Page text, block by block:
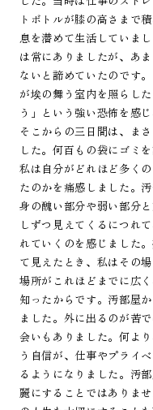
トボトルが膝の高さまで
息を潜めて生活していま
は常にありましたが、あ
ないと諦めていたのです
が埃の舞う室内を照らし
う」という強い恐怖を感
そこからの三日間は、ま
した。何百もの袋にゴミ
私は自分がどれほど多く
たのかを痛感しました。
身の醜い部分や弱い部分
しずつ見えてくるにつれ
れていくのを感じました
て見えたとき、私はその
場所がこれほどまでに広
知ったからです。汚部屋
ました。外に出るのが苦
会いもありました。何よ
う自信が、仕事やプライ
るようになりました。汚
麗にすることではありま